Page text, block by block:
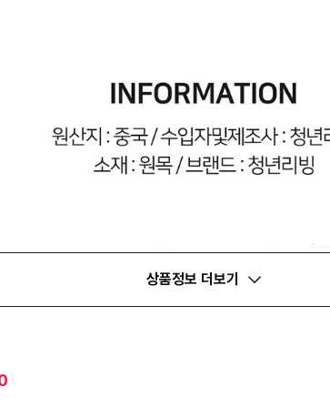
상품정보 더보기